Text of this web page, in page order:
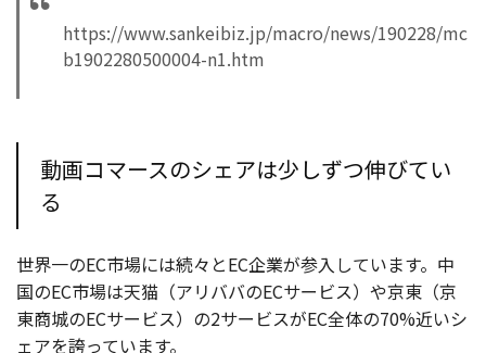
https://www.sankeibiz.jp/macro/news/190228/mc
b1902280500004-n1.htm
動画コマースのシェアは少しずつ伸びてい
る
世界一のEC市場には続々とEC企業が参入しています。中
国のEC市場は天猫（アリババのECサービス）や京東（京
東商城のECサービス）の2サービスがEC全体の70%近いシ
ェアを誇っています。